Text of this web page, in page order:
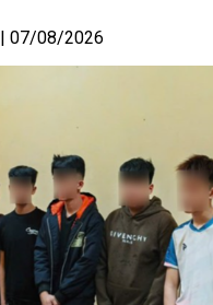
| 07/08/2026